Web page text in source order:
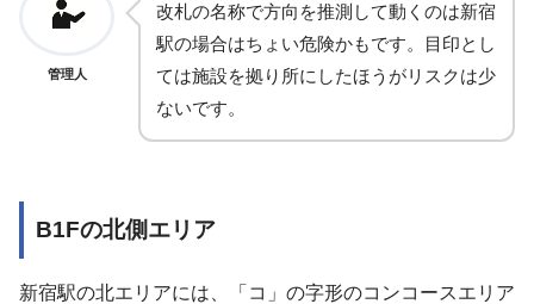
管理人
改札の名称で方向を推測して動くのは新宿
駅の場合はちょい危険かもです。目印とし
ては施設を拠り所にしたほうがリスクは少
ないです。
B1Fの北側エリア
新宿駅の北エリアには、「コ」の字形のコンコースエリア